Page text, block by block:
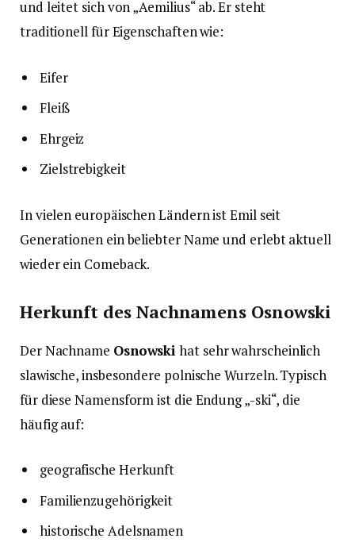
und leitet sich von „Aemilius“ ab. Er steht
traditionell für Eigenschaften wie:
Eifer
Fleiß
Ehrgeiz
Zielstrebigkeit
In vielen europäischen Ländern ist Emil seit
Generationen ein beliebter Name und erlebt aktuell
wieder ein Comeback.
Herkunft des Nachnamens Osnowski
Der Nachname Osnowski hat sehr wahrscheinlich
slawische, insbesondere polnische Wurzeln. Typisch
für diese Namensform ist die Endung „-ski“, die
häufig auf:
geografische Herkunft
Familienzugehörigkeit
historische Adelsnamen